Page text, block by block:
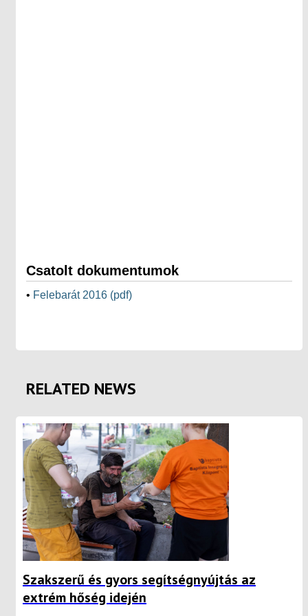
Csatolt dokumentumok
• Felebarát 2016 (pdf)
RELATED NEWS
Szakszerű és gyors segítségnyújtás az
extrém hőség idején